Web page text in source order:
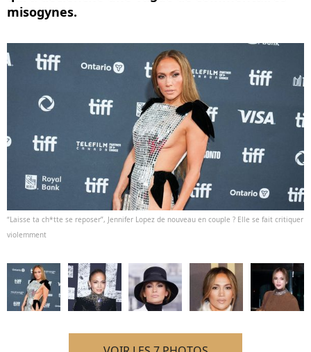
misogynes.
“Laisse ta ch*tte se reposer”, Jennifer Lopez de nouveau en couple ? Elle se fait critiquer
violemment